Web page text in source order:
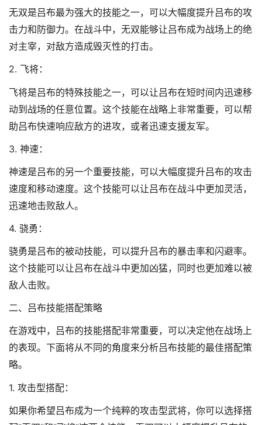
无双是吕布最为强大的技能之一，可以大幅度提升吕布的攻
击力和防御力。在战斗中，无双能够让吕布成为战场上的绝
对主宰，对敌方造成毁灭性的打击。
2. 飞将：
飞将是吕布的特殊技能之一，可以让吕布在短时间内迅速移
动到战场的任意位置。这个技能在战略上非常重要，可以帮
助吕布快速响应敌方的进攻，或者迅速支援友军。
3. 神速：
神速是吕布的另一个重要技能，可以大幅度提升吕布的攻击
速度和移动速度。这个技能可以让吕布在战斗中更加灵活，
迅速地击败敌人。
4. 骁勇：
骁勇是吕布的被动技能，可以提升吕布的暴击率和闪避率。
这个技能可以让吕布在战斗中更加凶猛，同时也更加难以被
敌人击败。
二、吕布技能搭配策略
在游戏中，吕布的技能搭配非常重要，可以决定他在战场上
的表现。下面将从不同的角度来分析吕布技能的最佳搭配策
略。
1. 攻击型搭配：
如果你希望吕布成为一个纯粹的攻击型武将，你可以选择搭